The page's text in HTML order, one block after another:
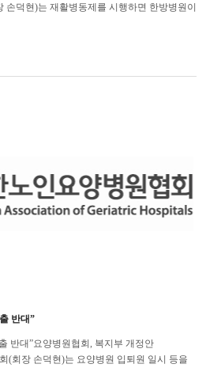
손덕현)는 재활병동제를 시행하면 한방병원이
라는 재활병원협회...
반대”
반대”요양병원협회, 복지부 개정안
(회장 손덕현)는 요양병원 입퇴원 일시 등을
‘국민건강보험 요양급여의 기...